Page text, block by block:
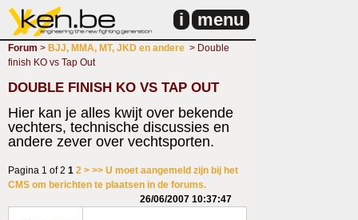
i menu
Forum > BJJ, MMA, MT, JKD en andere > Double
finish KO vs Tap Out
DOUBLE FINISH KO VS TAP OUT
Hier kan je alles kwijt over bekende
vechters, technische discussies en
andere zever over vechtsporten.
Pagina 1 of 2 1 2 > >> U moet aangemeld zijn bij het
CMS om berichten te plaatsen in de forums.
26/06/2007 10:37:47